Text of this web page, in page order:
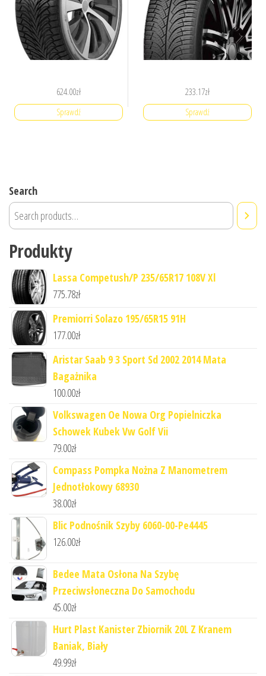
624.00zł
Sprawdź
233.17zł
Sprawdź
Search
Produkty
Lassa Competush/P 235/65R17 108V Xl
775.78zł
Premiorri Solazo 195/65R15 91H
177.00zł
Aristar Saab 9 3 Sport Sd 2002 2014 Mata
Bagażnika
100.00zł
Volkswagen Oe Nowa Org Popielniczka
Schowek Kubek Vw Golf Vii
79.00zł
Compass Pompka Nożna Z Manometrem
Jednotłokowy 68930
38.00zł
Blic Podnośnik Szyby 6060-00-Pe4445
126.00zł
Bedee Mata Osłona Na Szybę
Przeciwsłoneczna Do Samochodu
45.00zł
Hurt Plast Kanister Zbiornik 20L Z Kranem
Baniak, Biały
49.99zł